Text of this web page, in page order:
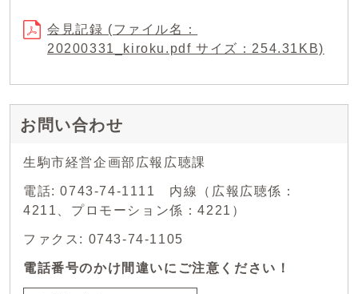
会見記録 (ファイル名：
20200331_kiroku.pdf サイズ：254.31KB)
お問い合わせ
生駒市経営企画部広報広聴課
電話: 0743-74-1111 内線（広報広聴係：
4211、プロモーション係：4221）
ファクス: 0743-74-1105
電話番号のかけ間違いにご注意ください！